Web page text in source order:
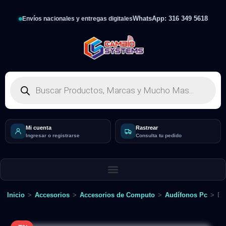
Envíos nacionales y entregas digitalesWhatsApp: 316 349 5618
Mi cuenta
Ingresar o registrarse
Rastrear
Consulta tu pedido
Inicio > Accesorios > Accesorios de Computo > Audífonos Pc >